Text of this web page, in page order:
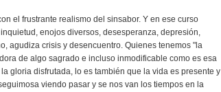
el frustrante realismo del sinsabor. Y en ese curso
enojos diversos, desesperanza, depresión,
agudiza crisis y desencuentro. Quienes tenemos "la
de algo sagrado e incluso inmodificable como es esa
gloria disfrutada, lo es también que la vida es presente y
viendo pasar y se nos van los tiempos en la